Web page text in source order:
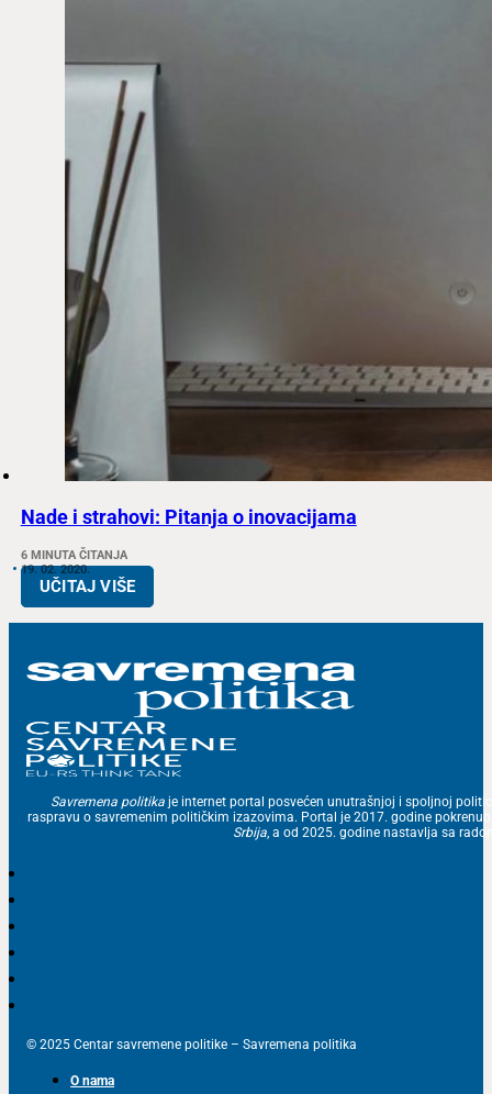
Nade i strahovi: Pitanja o inovacijama
6 MINUTA ČITANJA
19. 02. 2020.
UČITAJ VIŠE
Savremena politika je internet portal posvećen unutrašnjoj i spoljnoj
raspravu o savremenim političkim izazovima. Portal je 2017. godine
Srbija, a od 2025. godine nastavlja sa
© 2025 Centar savremene politike – Savremena politika
O nama